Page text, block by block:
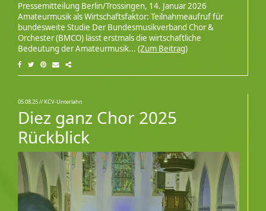
Pressemitteilung Berlin/Trossingen, 14. Januar 2026
Amateurmusik als Wirtschaftsfaktor: Teilnahmeaufruf für
bundesweite Studie Der Bundesmusikverband Chor &
Orchester (BMCO) lässt erstmals die wirtschaftliche
Bedeutung der Amateurmusik... (Zum Beitrag)
05.08.25// KCV-Unterlahn
Diez ganz Chor 2025
Rückblick